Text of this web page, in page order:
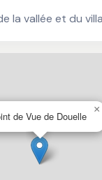
la vallée et du
de Vue de Douelle
×